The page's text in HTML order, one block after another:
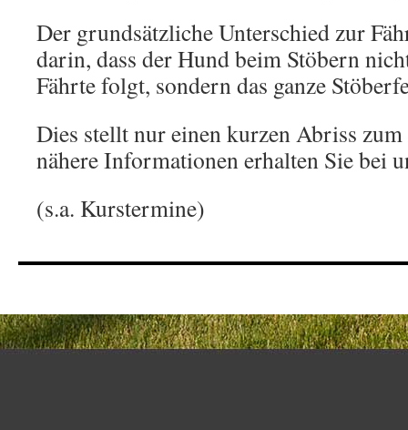
Der grundsätzliche Unterschied zur
darin, dass der Hund beim Stöbern
Fährte folgt, sondern das ganze
Dies stellt nur einen kurzen Abriss zum
nähere Informationen erhalten Sie bei
(s.a. Kurstermine)